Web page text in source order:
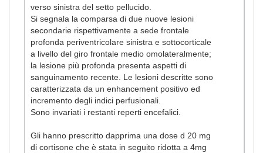
verso sinistra del setto pellucido.
Si segnala la comparsa di due nuove lesioni
secondarie rispettivamente a sede frontale
profonda periventricolare sinistra e sottocorticale
a livello del giro frontale medio omolateralmente;
la lesione più profonda presenta aspetti di
sanguinamento recente. Le lesioni descritte sono
caratterizzata da un enhancement positivo ed
incremento degli indici perfusionali.
Sono invariati i restanti reperti encefalici.
Gli hanno prescritto dapprima una dose d 20 mg
di cortisone che è stata in seguito ridotta a 4mg